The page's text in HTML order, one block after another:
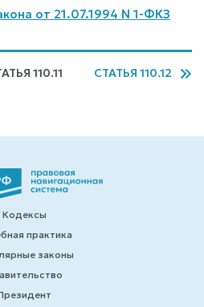
от 21.07.1994 N 1-ФКЗ
110.11 СТАТЬЯ 110.12
Кодексы
практика
законы